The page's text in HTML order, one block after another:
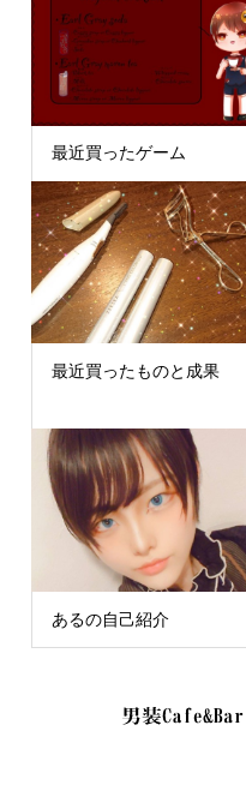
最近買ったゲーム
最近買ったものと成果
あるの自己紹介